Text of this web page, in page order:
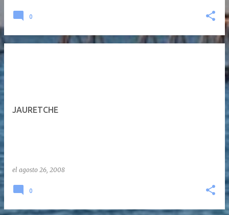
0
JAURETCHE
el agosto 26, 2008
0